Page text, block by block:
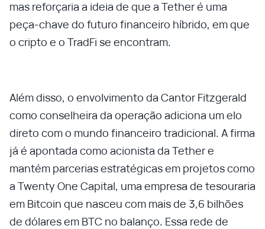
mas reforçaria a ideia de que a Tether é uma
peça-chave do futuro financeiro híbrido, em que
o cripto e o TradFi se encontram.
Além disso, o envolvimento da Cantor Fitzgerald
como conselheira da operação adiciona um elo
direto com o mundo financeiro tradicional. A firma
já é apontada como acionista da Tether e
mantém parcerias estratégicas em projetos como
a Twenty One Capital, uma empresa de tesouraria
em Bitcoin que nasceu com mais de 3,6 bilhões
de dólares em BTC no balanço. Essa rede de